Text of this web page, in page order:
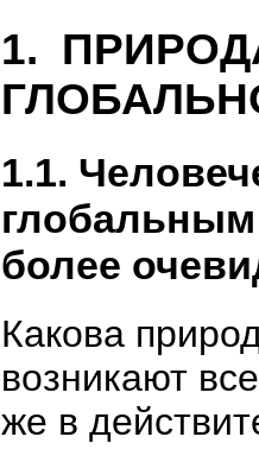
1.
1.1.
глобальным
более
Какова
возникают
же в